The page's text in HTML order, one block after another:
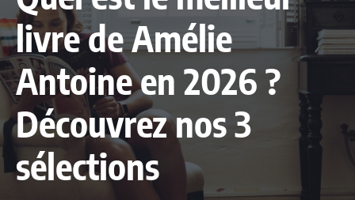
livre de Amélie
Antoine en 2026 ?
Découvrez nos 3
sélections